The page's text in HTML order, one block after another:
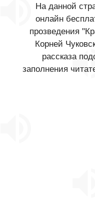
На данной
онлайн
прозведения
Корней
рассказа
заполнения